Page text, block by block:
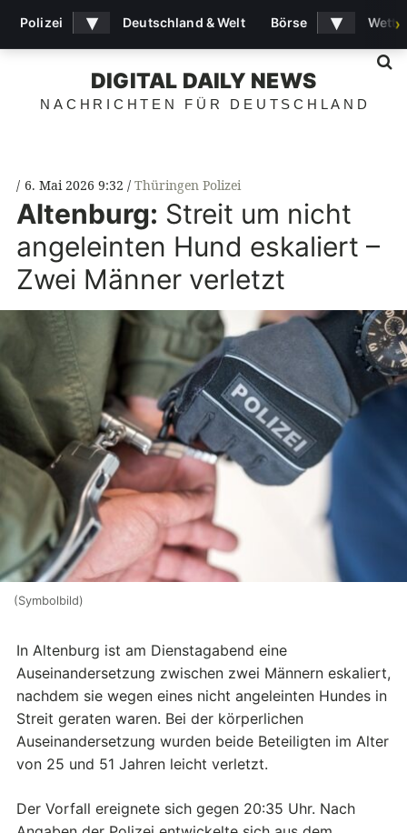
DIGITAL DAILY NEWS
NACHRICHTEN FÜR DEUTSCHLAND
6. Mai 2026 9:32 Thüringen Polizei
Altenburg: Streit um nicht
angeleinten Hund eskaliert –
Zwei Männer verletzt
(Symbolbild)
In Altenburg ist am Dienstagabend eine
Auseinandersetzung zwischen zwei Männern eskaliert,
nachdem sie wegen eines nicht angeleinten Hundes in
Streit geraten waren. Bei der körperlichen
Auseinandersetzung wurden beide Beteiligten im Alter
von 25 und 51 Jahren leicht verletzt.
Der Vorfall ereignete sich gegen 20:35 Uhr. Nach
Polizei ▾ Deutschland & Welt Börse ▾ ›